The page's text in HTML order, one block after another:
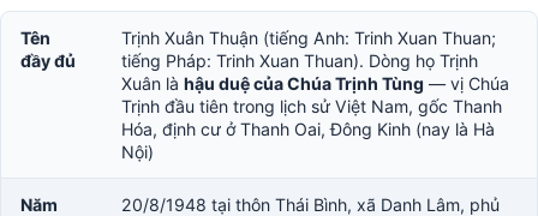
Tên
đầy đủ
Trịnh Xuân Thuận (tiếng Anh: Trinh Xuan Thuan;
tiếng Pháp: Trinh Xuan Thuan). Dòng họ Trịnh
Xuân là hậu duệ của Chúa Trịnh Tùng — vị Chúa
Trịnh đầu tiên trong lịch sử Việt Nam, gốc Thanh
Hóa, định cư ở Thanh Oai, Đông Kinh (nay là Hà
Nội)
Năm
20/8/1948 tại thôn Thái Bình, xã Danh Lâm, phủ